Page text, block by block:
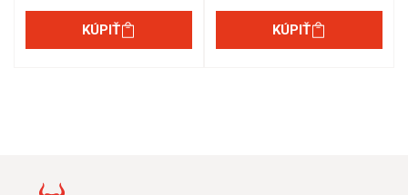
KÚPIŤ KÚPIŤ